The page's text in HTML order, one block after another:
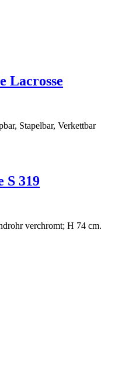
Lacrosse
Stapelbar, Verkettbar
S 319
verchromt; H 74 cm.